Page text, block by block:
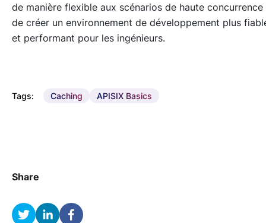
de manière flexible aux scénarios de haute concurrence
de créer un environnement de développement plus
et performant pour les ingénieurs.
Tags: Caching APISIX Basics
Share